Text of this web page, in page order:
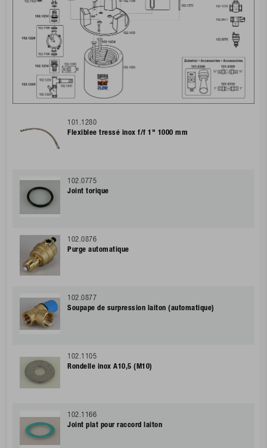
101.1280
Flexiblee tressé inox f/f 1" 1000 mm
102.0775
Joint torique
102.0876
Purge automatique
102.0877
Soupape de surpression laiton (automatique)
102.1105
Rondelle inox A10,5 (M10)
102.1166
Joint plat pour raccord laiton